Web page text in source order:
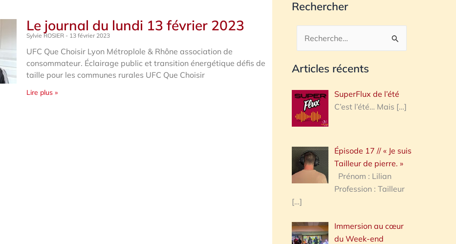
Le journal du lundi 13 février 2023
Sylvie ROSIER 13 février 2023
UFC Que Choisir Lyon Métroplole & Rhône association de
consommateur. Éclairage public et transition énergétique défis de
taille pour les communes rurales UFC Que Choisir
Lire plus »
Rechercher
Rechercher :
Articles récents
SuperFlux de l’été
C’est l’été… Mais […]
Épisode 17 // « Je suis
Tailleur de pierre. »
Prénom : Lilian
Profession : Tailleur
[…]
Immersion au cœur
du Week-end